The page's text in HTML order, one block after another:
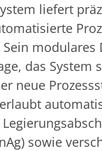
liefert
modulares
das System
neue
sowie